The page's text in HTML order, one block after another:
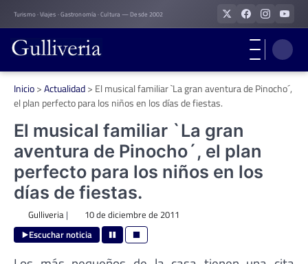
Skip
to
content
Turismo · Viajes · Gastronomía · Cultura — Desde 2002
Inicio>Actualidad> El musical familiar `La gran aventura de Pinocho´,
el plan perfecto para los niños en los días de fiestas.
El musical familiar `La gran
aventura de Pinocho´, el plan
perfecto para los niños en los
días de fiestas.
Gulliveria| 10 de diciembre de 2011
Escuchar noticia